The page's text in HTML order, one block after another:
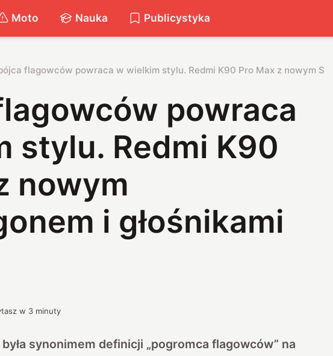
Moto Nauka Publicystyka
flagowców powraca w wielkim stylu. Redmi K90 Pro Max z nowym
powraca
stylu. Redmi K90
nowym
i głośnikami
w 3 minuty
synonimem definicji „pogromca flagowców” na